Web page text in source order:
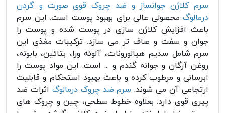
سرم کلاژن جوانساز و ضد چروک قوی صورت و گردن
درمالوگ محصولی عالی برای بهبود پوست است. این سرم
باعث افزایش کلاژن سازی در پوست شده و پوست را
جوان و سفت و صاف تر می سازد. ترکیبات مغذی این
سرم شامل سدیم هیالورونات، آلوئه ورا، بتائین، بابونه،
روغن آرگان و جوانه گندم و ... است. این مواد پوست را
ابرسانی و مرطوب کرده و باعث بهبود استحکام و قابلیت
ارتجاعی آن می شوند. سرم ضد چروک درمالوگ اثرات ضد
پیری قوی دارد. بعلاوه خطوط سطحی، چین و چروک های